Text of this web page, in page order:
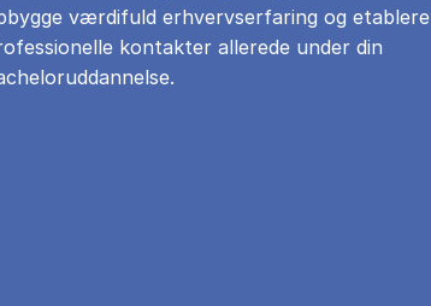
værdifuld erhvervserfaring og etablere
kontakter allerede under din